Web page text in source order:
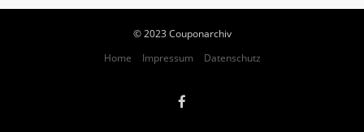
© 2023 Couponarchiv
Home
Impressum Datenschutz